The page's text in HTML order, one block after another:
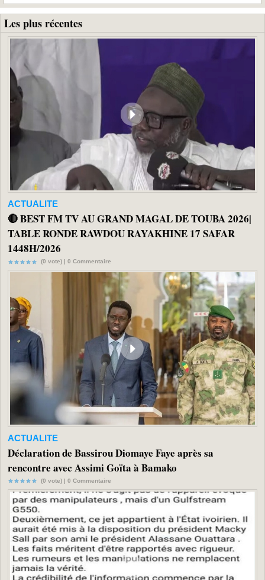
Les plus récentes
ACTUALITE
🔴 BEST FM TV AU GRAND MAGAL DE TOUBA 2026|
TABLE RONDE RAWDOU RAYAKHINE 17 SAFAR
1448H/2026
(0 vote) | 0 Commentaire
ACTUALITE
Déclaration de Bassirou Diomaye Faye après sa
rencontre avec Assimi Goïta à Bamako
(0 vote) | 0 Commentaire